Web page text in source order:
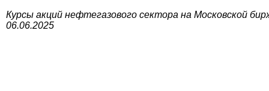
Курсы акций нефтегазового сектора на Московской
06.06.2025